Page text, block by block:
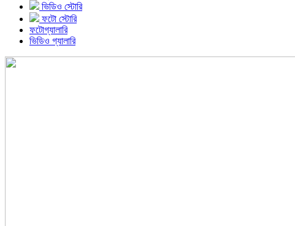
ভিডিও স্টোরি
ফটো স্টোরি
ফটোগ্যালারি
ভিডিও গ্যালারি